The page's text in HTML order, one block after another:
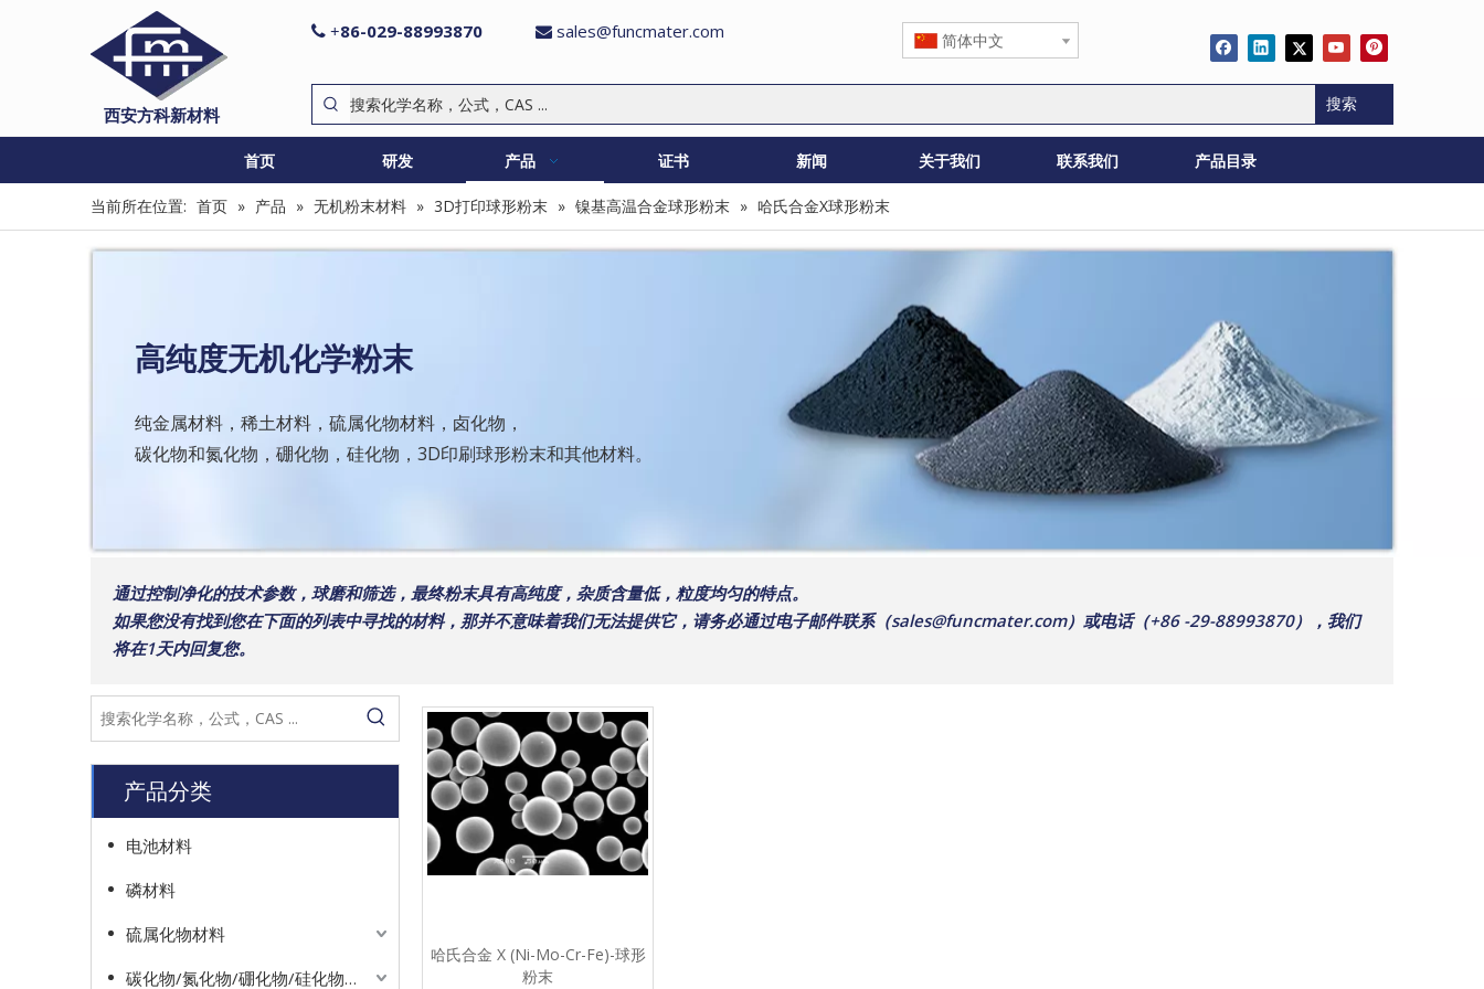
西安方科新材料
 +86-029-88993870  sales@funcmater.com 简体中文
搜索
首页 研发 产品 证书 新闻 关于我们 联系我们 产品目录
当前所在位置: 首页 » 产品 » 无机粉末材料 » 3D打印球形粉末 » 镍基高温合金球形粉末 » 哈氏合金X球形粉末
高纯度无机化学粉末
纯金属材料，稀土材料，硫属化物材料，卤化物，
碳化物和氮化物，硼化物，硅化物，3D印刷球形粉末和其他材料。
通过控制净化的技术参数，球磨和筛选，最终粉末具有高纯度，杂质含量低，粒度均匀的特点。
如果您没有找到您在下面的列表中寻找的材料，那并不意味着我们无法提供它，请务必通过电子邮件联系（sales@funcmater.com）或电话（+86 -29-88993870），我们
将在1天内回复您。
产品分类
电池材料
磷材料
硫属化物材料
碳化物/氮化物/硼化物/硅化物材料
哈氏合金 X (Ni-Mo-Cr-Fe)-球形
粉末